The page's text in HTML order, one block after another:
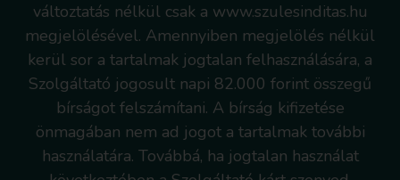
változtatás nélkül csak a www.szulesinditas.hu
megjelölésével. Amennyiben megjelölés nélkül
kerül sor a tartalmak jogtalan felhasználására, a
Szolgáltató jogosult napi 82.000 forint összegű
bírságot felszámítani. A bírság kifizetése
önmagában nem ad jogot a tartalmak további
használatára. Továbbá, ha jogtalan használat